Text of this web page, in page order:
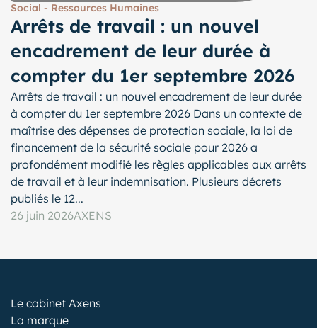
Social - Ressources Humaines
Arrêts de travail : un nouvel
encadrement de leur durée à
compter du 1er septembre 2026
Arrêts de travail : un nouvel encadrement de leur durée
à compter du 1er septembre 2026 Dans un contexte de
maîtrise des dépenses de protection sociale, la loi de
financement de la sécurité sociale pour 2026 a
profondément modifié les règles applicables aux arrêts
de travail et à leur indemnisation. Plusieurs décrets
publiés le 12...
26 juin 2026AXENS
Le cabinet Axens
La marque